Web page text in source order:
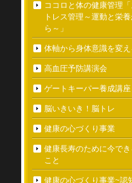
ココロと体の健康管理「
トレス管理～運動と栄
ら～」
体軸から身体意識を変え
高血圧予防講演会
ゲートキーパー養成講座
脳いきいき！脳トレ
健康の心づくり事業
健康長寿のために今でき
こと
健康の心づくり事業~認